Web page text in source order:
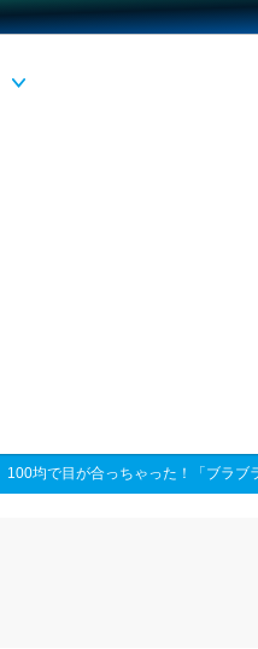
100均で目が合っちゃった！「ブラ